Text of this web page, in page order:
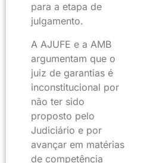
para a etapa de
julgamento.
A AJUFE e a AMB
argumentam que o
juiz de garantias é
inconstitucional por
não ter sido
proposto pelo
Judiciário e por
avançar em matérias
de competência